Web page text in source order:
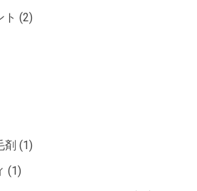
ト (2)
剤 (1)
(1)